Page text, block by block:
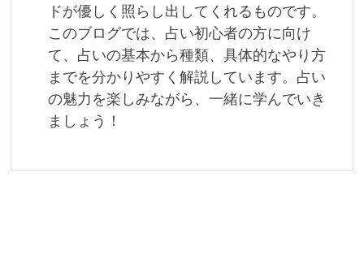
ドが優しく照らし出してくれるものです。
このブログでは、占い初心者の方に向け
て、占いの基本から種類、具体的なやり方
までを分かりやすく解説しています。占い
の魅力を楽しみながら、一緒に学んでいき
ましょう！